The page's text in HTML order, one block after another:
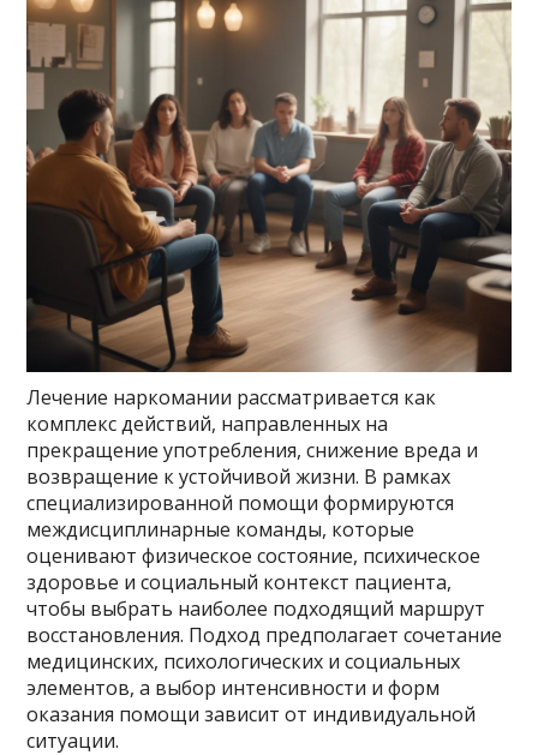
Лечение наркомании рассматривается как
комплекс действий, направленных на
прекращение употребления, снижение вреда и
возвращение к устойчивой жизни. В рамках
специализированной помощи формируются
междисциплинарные команды, которые
оценивают физическое состояние, психическое
здоровье и социальный контекст пациента,
чтобы выбрать наиболее подходящий маршрут
восстановления. Подход предполагает сочетание
медицинских, психологических и социальных
элементов, а выбор интенсивности и форм
оказания помощи зависит от индивидуальной
ситуации.